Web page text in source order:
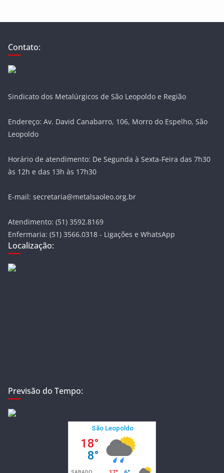
Contato:
Sindicato dos Metalúrgicos de São Leopoldo e Região
Endereço: Av. David Canabarro, 106, Morro do Espelho, São
Leopoldo
Horário de atendimento: De Segunda à Sexta-Feira das 7h30
às 12h e das 13h às 17h30
E-mail: secretaria@metalsaoleo.org.br
Atendimento: (51) 3592.8169
Enfermaria: (51) 3566.0318 - Ligações e WhatsApp
Localização:
Previsão do Tempo: